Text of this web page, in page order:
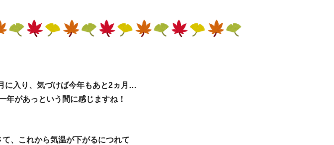
に入り、気づけば今年もあと2ヵ月…
年があっという間に感じますね！
て、これから気温が下がるにつれて